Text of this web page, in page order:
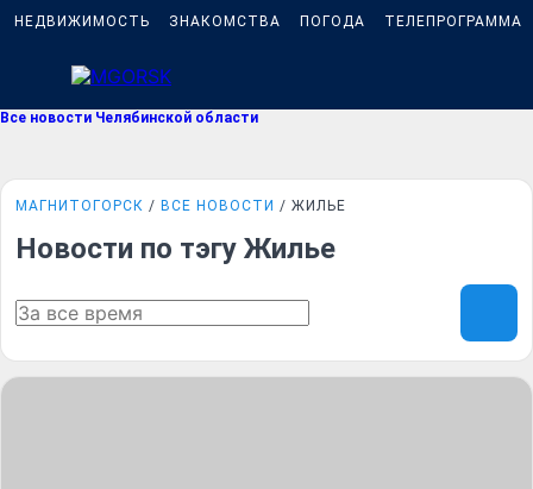
НЕДВИЖИМОСТЬ ЗНАКОМСТВА ПОГОДА ТЕЛЕПРОГРАММА
Все новости Челябинской области
МАГНИТОГОРСК ВСЕ НОВОСТИ ЖИЛЬЕ
Новости по тэгу Жилье